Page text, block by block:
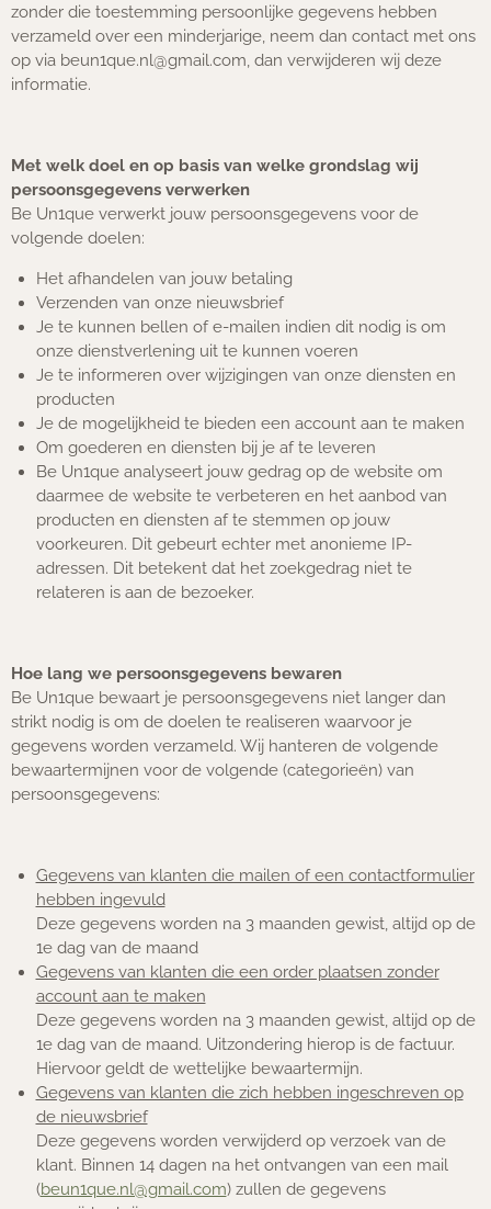
zonder die toestemming persoonlijke gegevens hebben
verzameld over een minderjarige, neem dan contact met ons
op via beun1que.nl@gmail.com, dan verwijderen wij deze
informatie.
Met welk doel en op basis van welke grondslag wij
persoonsgegevens verwerken
Be Un1que verwerkt jouw persoonsgegevens voor de
volgende doelen:
Het afhandelen van jouw betaling
Verzenden van onze nieuwsbrief
Je te kunnen bellen of e-mailen indien dit nodig is om
onze dienstverlening uit te kunnen voeren
Je te informeren over wijzigingen van onze diensten en
producten
Je de mogelijkheid te bieden een account aan te maken
Om goederen en diensten bij je af te leveren
Be Un1que analyseert jouw gedrag op de website om
daarmee de website te verbeteren en het aanbod van
producten en diensten af te stemmen op jouw
voorkeuren. Dit gebeurt echter met anonieme IP-
adressen. Dit betekent dat het zoekgedrag niet te
relateren is aan de bezoeker.
Hoe lang we persoonsgegevens bewaren
Be Un1que bewaart je persoonsgegevens niet langer dan
strikt nodig is om de doelen te realiseren waarvoor je
gegevens worden verzameld. Wij hanteren de volgende
bewaartermijnen voor de volgende (categorieën) van
persoonsgegevens:
Gegevens van klanten die mailen of een contactformulier
hebben ingevuld
Deze gegevens worden na 3 maanden gewist, altijd op de
1e dag van de maand
Gegevens van klanten die een order plaatsen zonder
account aan te maken
Deze gegevens worden na 3 maanden gewist, altijd op de
1e dag van de maand. Uitzondering hierop is de factuur.
Hiervoor geldt de wettelijke bewaartermijn.
Gegevens van klanten die zich hebben ingeschreven op
de nieuwsbrief
Deze gegevens worden verwijderd op verzoek van de
klant. Binnen 14 dagen na het ontvangen van een mail
(beun1que.nl@gmail.com) zullen de gegevens